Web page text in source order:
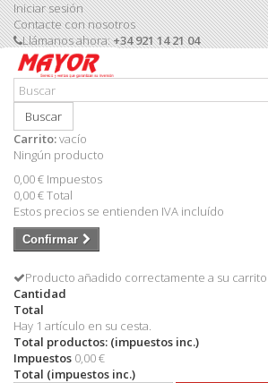
Iniciar sesión
Contacte con nosotros
Llámanos ahora:+34 921 14 21 04
Buscar
Carrito:vacío
Ningún producto
0,00 € Impuestos
0,00 €Total
Estos precios se entienden IVA incluído
Confirmar
Producto añadido correctamente a su
Cantidad
Total
Hay 1 artículo en su cesta.
Total productos: (impuestos inc.)
Impuestos 0,00 €
Total (impuestos inc.)